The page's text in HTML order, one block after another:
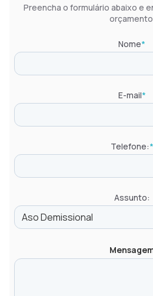
Preencha o formulário abaixo e
Nome*
E-mail*
Telefone:*
Assunto: